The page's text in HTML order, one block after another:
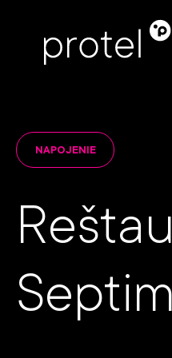
NAPOJENIE